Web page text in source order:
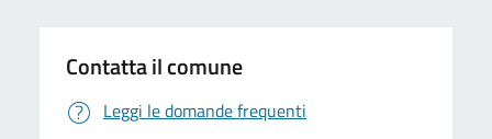
Contatta il comune
Leggi le domande frequenti